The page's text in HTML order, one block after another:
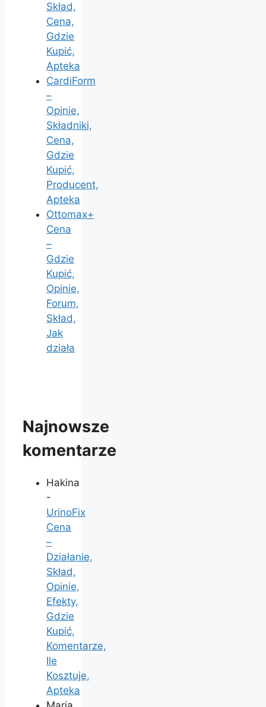
Skład,
Cena,
Gdzie
Kupić,
Apteka
CardiForm
–
Opinie,
Składniki,
Cena,
Gdzie
Kupić,
Producent,
Apteka
Ottomax+
Cena
–
Gdzie
Kupić,
Opinie,
Forum,
Skład,
Jak
działa
Najnowsze
komentarze
Hakina
-
UrinoFix
Cena
–
Działanie,
Skład,
Opinie,
Efekty,
Gdzie
Kupić,
Komentarze,
Ile
Kosztuje,
Apteka